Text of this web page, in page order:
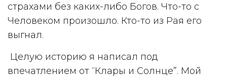
страхами без каких-либо Богов. Что-то с
Человеком произошло. Кто-то из Рая его
выгнал.
Целую историю я написал под
впечатлением от “Клары и Солнце”. Мой